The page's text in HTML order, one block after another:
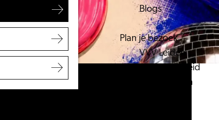
Blogs
Plan je bezoek
VVV Leiden
Bereikbaarheid
Overnachten